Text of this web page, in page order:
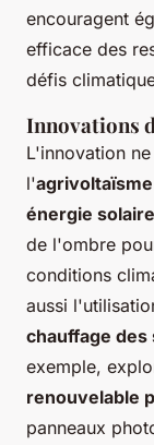
encouragent
efficace des
défis
Innovations
L'innovation
l'agrivoltaïsme
énergie solaire
de l'ombre
conditions
aussi
chauffage des
exemple,
renouvelable
panneaux